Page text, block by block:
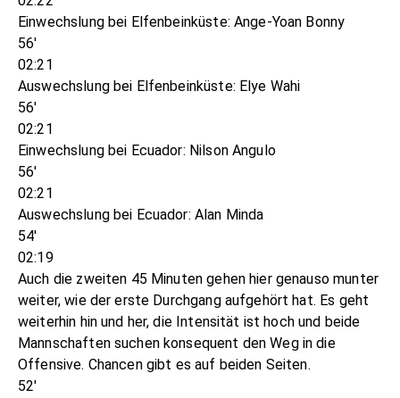
Einwechslung bei Elfenbeinküste: Ange-Yoan Bonny
56'
02:21
Auswechslung bei Elfenbeinküste: Elye Wahi
56'
02:21
Einwechslung bei Ecuador: Nilson Angulo
56'
02:21
Auswechslung bei Ecuador: Alan Minda
54'
02:19
Auch die zweiten 45 Minuten gehen hier genauso munter
weiter, wie der erste Durchgang aufgehört hat. Es geht
weiterhin hin und her, die Intensität ist hoch und beide
Mannschaften suchen konsequent den Weg in die
Offensive. Chancen gibt es auf beiden Seiten.
52'